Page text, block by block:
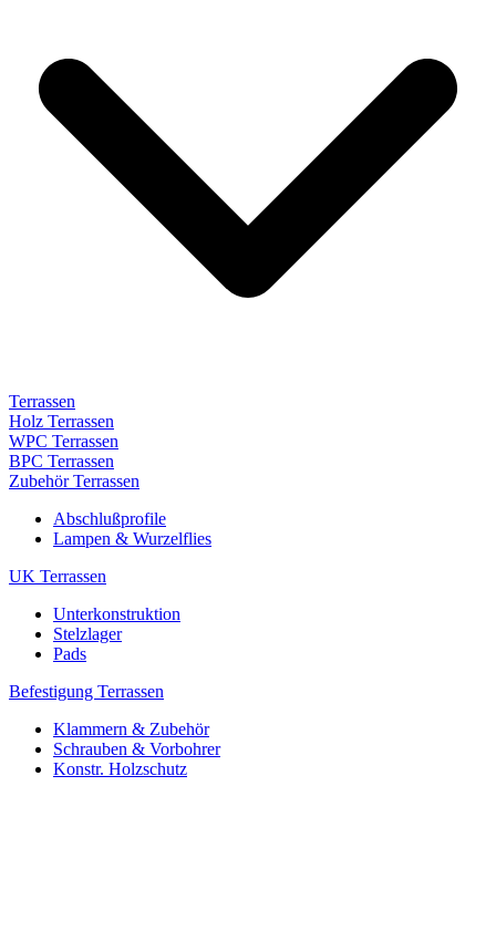
Terrassen
Holz Terrassen
WPC Terrassen
BPC Terrassen
Zubehör Terrassen
Abschlußprofile
Lampen & Wurzelflies
UK Terrassen
Unterkonstruktion
Stelzlager
Pads
Befestigung Terrassen
Klammern & Zubehör
Schrauben & Vorbohrer
Konstr. Holzschutz